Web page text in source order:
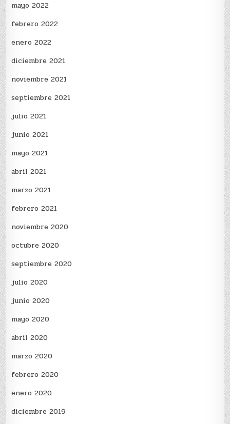
mayo 2022
febrero 2022
enero 2022
diciembre 2021
noviembre 2021
septiembre 2021
julio 2021
junio 2021
mayo 2021
abril 2021
marzo 2021
febrero 2021
noviembre 2020
octubre 2020
septiembre 2020
julio 2020
junio 2020
mayo 2020
abril 2020
marzo 2020
febrero 2020
enero 2020
diciembre 2019